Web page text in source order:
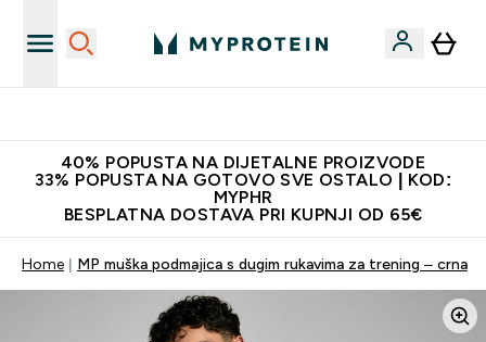
40% POPUSTA NA DIJETALNE PROIZVODE
33% POPUSTA NA GOTOVO SVE OSTALO | KOD:
MYPHR
BESPLATNA DOSTAVA PRI KUPNJI OD 65€
Home MP muška podmajica s dugim rukavima za trening – crna